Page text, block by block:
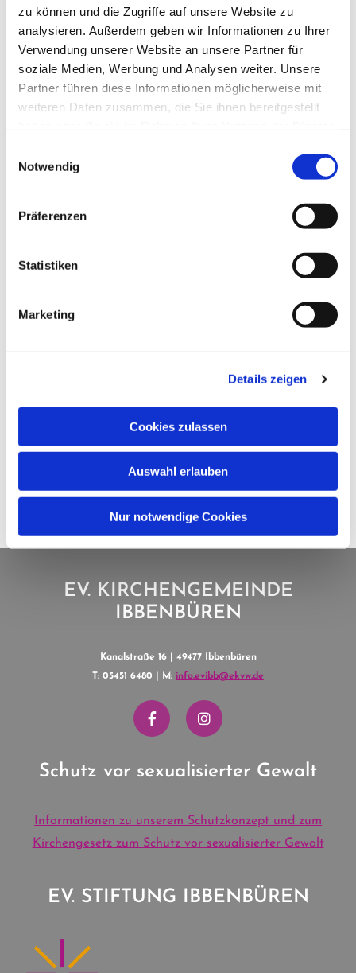
zu können und die Zugriffe auf unsere Website zu
analysieren. Außerdem geben wir Informationen zu Ihrer
Verwendung unserer Website an unsere Partner für
soziale Medien, Werbung und Analysen weiter. Unsere
Partner führen diese Informationen möglicherweise mit
weiteren Daten zusammen, die Sie ihnen bereitgestellt
Notwendig
Präferenzen
Statistiken
Marketing
Details zeigen
Cookies zulassen
Auswahl erlauben
Nur notwendige Cookies
Dies könnte Sie auch
interessieren
EV. KIRCHENGEMEINDE
IBBENBÜREN
Kanalstraße 16 | 49477 Ibbenbüren
T: 05451 6480 | M: info.evibb@ekvw.de
Schutz vor sexualisierter Gewalt
Informationen zu unserem Schutzkonzept und zum
Kirchengesetz zum Schutz vor sexualisierter Gewalt
EV. STIFTUNG IBBENBÜREN